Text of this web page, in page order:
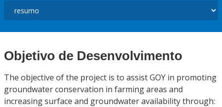
Objetivo de Desenvolvimento
The objective of the project is to assist GOY in promoting
groundwater conservation in farming areas and
increasing surface and groundwater availability through: